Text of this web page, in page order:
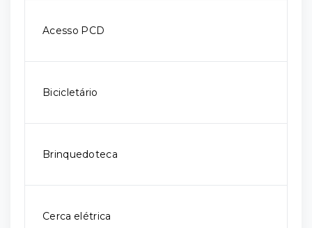
Acesso PCD
Bicicletário
Brinquedoteca
Cerca elétrica